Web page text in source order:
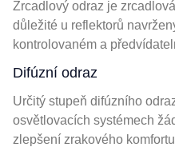
Zrcadlový odraz je
důležité u reflektorů
kontrolovaném a
Difúzní odraz
Určitý stupeň difúzního
osvětlovacích systémech
zlepšení zrakového